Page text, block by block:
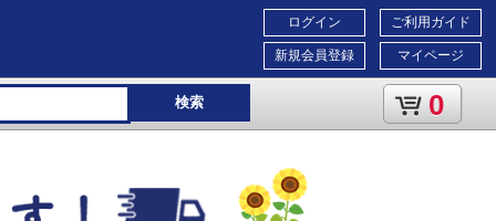
ご利用ガイド
マイページ
ログイン
新規会員登録
検索 0